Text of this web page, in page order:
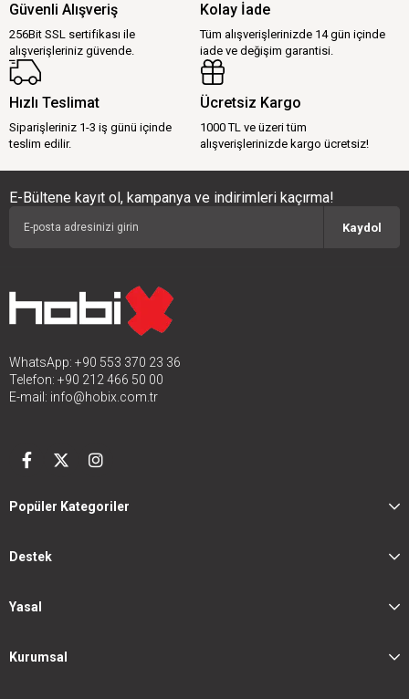
Güvenli Alışveriş
256Bit SSL sertifikası ile
alışverişleriniz güvende.
Kolay İade
Tüm alışverişlerinizde 14 gün içinde
iade ve değişim garantisi.
Hızlı Teslimat
Siparişleriniz 1-3 iş günü içinde
teslim edilir.
Ücretsiz Kargo
1000 TL ve üzeri tüm
alışverişlerinizde kargo ücretsiz!
E-Bültene kayıt ol, kampanya ve indirimleri kaçırma!
Kaydol
WhatsApp: +90 553 370 23 36
Telefon: +90 212 466 50 00
E-mail: info@hobix.com.tr
Popüler Kategoriler
Destek
Yasal
Kurumsal